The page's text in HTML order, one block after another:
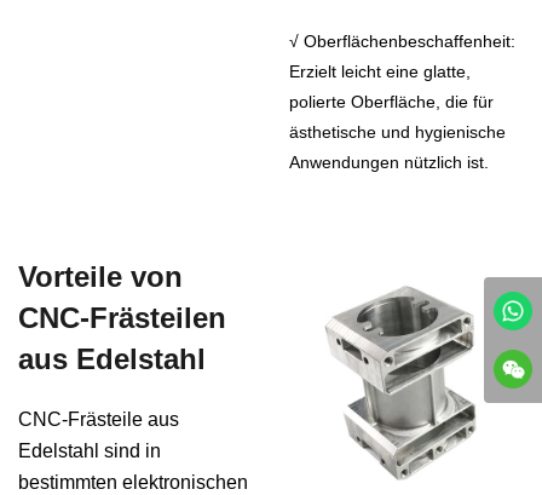
√ Oberflächenbeschaffenheit:
Erzielt leicht eine glatte,
polierte Oberfläche, die für
ästhetische und hygienische
Anwendungen nützlich ist.
Vorteile von
CNC-Frästeilen
aus Edelstahl
CNC-Frästeile aus
Edelstahl sind in
bestimmten elektronischen